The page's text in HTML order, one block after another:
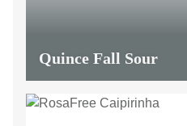
Quince Fall Sour